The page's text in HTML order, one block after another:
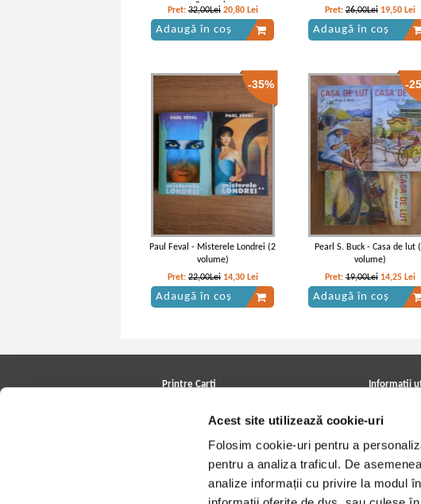
Acest site utilizează cookie-uri
Folosim cookie-uri pentru a
pentru a analiza traficul. De
analize informații cu privire la modul
Romania
Pret: 32,00Lei 20,80 Lei
Adaugă în coș
Pret:26,00Lei 19,50 Lei
Adaugă în coș
-35%
Paul Feval - Misterele Londrei (2
volume)
Pret: 22,00Lei 14,30 Lei
Adaugă în coș
-
Pearl S. Buck - Casa de lut
volume)
Pret:19,00Lei 14,25 Lei
Adaugă în coș
Printre Carti
Cele mai căutate cărți
Blog Printre Carti
Cărţi sub 5 lei
Informatii
Achizitii
Cum cumpar?
Politica de
Retur comenzi
Angajari -